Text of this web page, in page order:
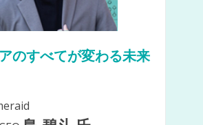
のすべてが変わる未来